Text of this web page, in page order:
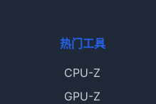
热门工具
CPU-Z
GPU-Z